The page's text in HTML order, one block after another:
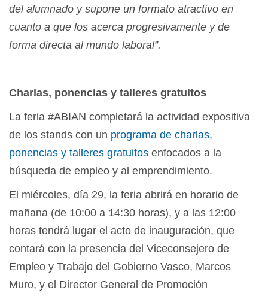
del alumnado y supone un formato atractivo en
cuanto a que los acerca progresivamente y de
forma directa al mundo laboral”.
Charlas, ponencias y talleres gratuitos
La feria #ABIAN completará la actividad expositiva
de los stands con un programa de charlas,
ponencias y talleres gratuitos enfocados a la
búsqueda de empleo y al emprendimiento.
El miércoles, día 29, la feria abrirá en horario de
mañana (de 10:00 a 14:30 horas), y a las 12:00
horas tendrá lugar el acto de inauguración, que
contará con la presencia del Viceconsejero de
Empleo y Trabajo del Gobierno Vasco, Marcos
Muro, y el Director General de Promoción